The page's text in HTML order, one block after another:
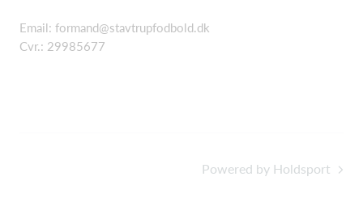
Email: formand@stavtrupfodbold.dk
Cvr.: 29985677
Powered by Holdsport